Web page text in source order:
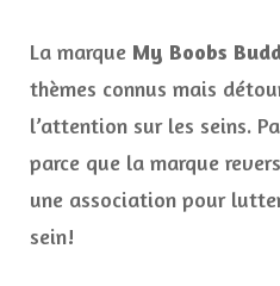
La marque My Boobs
thèmes connus mais
l’attention sur les seins.
parce que la marque
une association pour
sein!